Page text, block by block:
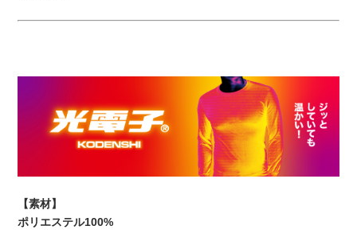
【素材】
ポリエステル100%